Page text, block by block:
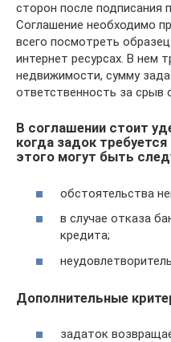
сторон после подписания
Соглашение необходимо
всего посмотреть
интернет ресурсах. В нем
недвижимости, сумму
ответственность за срыв
В соглашении стоит
когда задок
этого могут быть
обстоятельства
в случае отказа
кредита;
Дополнительные
задаток